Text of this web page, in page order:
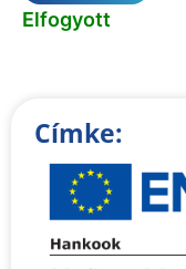
Elfogyott
Címke: